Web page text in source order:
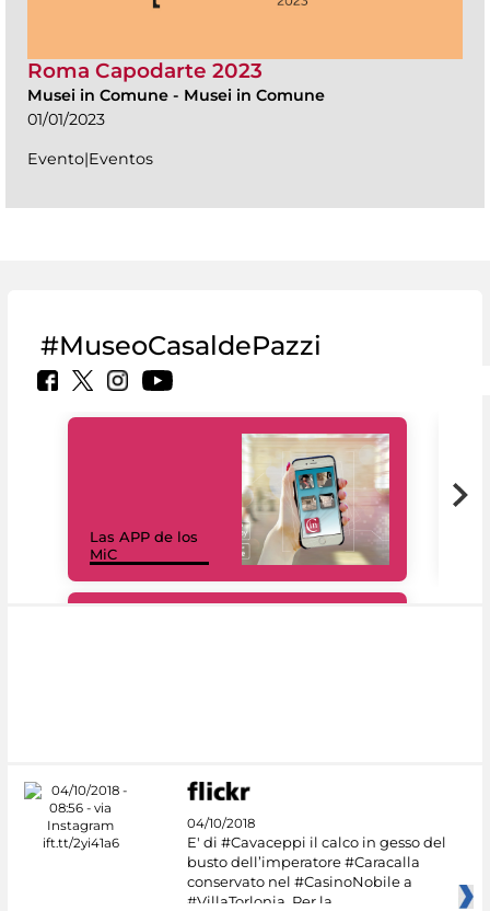
Roma Capodarte 2023
Musei in Comune - Musei in Comune
01/01/2023
Evento|Eventos
#MuseoCasaldePazzi
Las APP de los
MiC
04/10/2018
E' di #Cavaceppi il calco in gesso del
busto dell’imperatore #Caracalla
conservato nel #CasinoNobile a
#VillaTorlonia. Per la